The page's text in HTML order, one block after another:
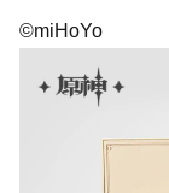
©miHoYo